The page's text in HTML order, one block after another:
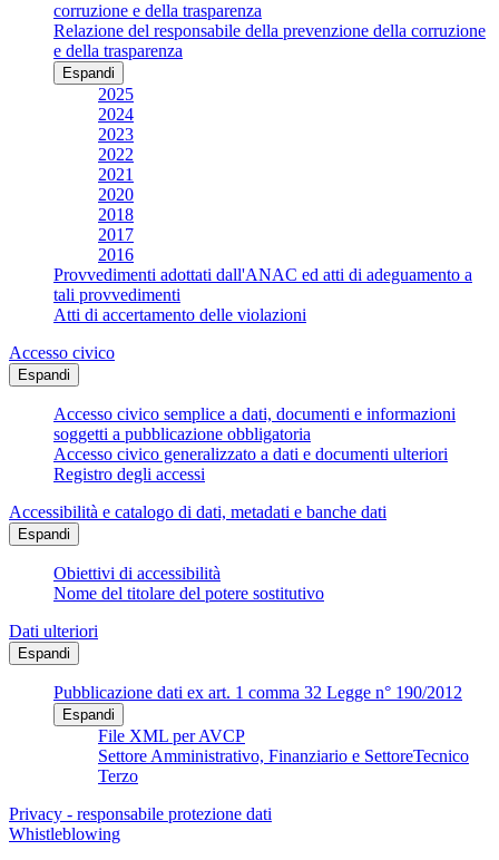
corruzione e della trasparenza
Relazione del responsabile della prevenzione della corruzione
e della trasparenza
Espandi
2025
2024
2023
2022
2021
2020
2018
2017
2016
Provvedimenti adottati dall'ANAC ed atti di adeguamento a
tali provvedimenti
Atti di accertamento delle violazioni
Accesso civico
Espandi
Accesso civico semplice a dati, documenti e informazioni
soggetti a pubblicazione obbligatoria
Accesso civico generalizzato a dati e documenti ulteriori
Registro degli accessi
Accessibilità e catalogo di dati, metadati e banche dati
Espandi
Obiettivi di accessibilità
Nome del titolare del potere sostitutivo
Dati ulteriori
Espandi
Pubblicazione dati ex art. 1 comma 32 Legge n° 190/2012
Espandi
File XML per AVCP
Settore Amministrativo, Finanziario e SettoreTecnico
Terzo
Privacy - responsabile protezione dati
Whistleblowing